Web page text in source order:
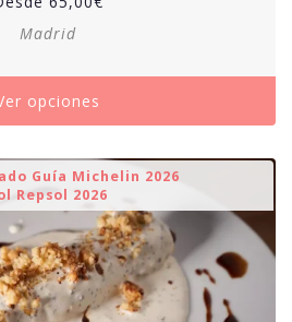
Madrid
opciones
Guía Michelin 2026
Repsol 2026